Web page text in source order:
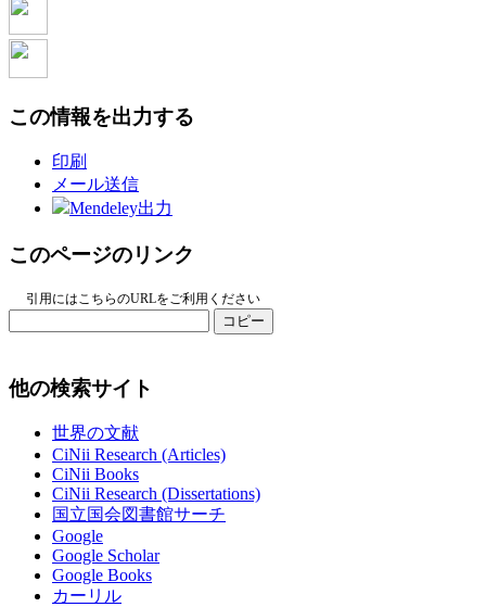
この情報を出力する
印刷
メール送信
Mendeley出力
このページのリンク
引用にはこちらのURLをご利用ください
コピー
他の検索サイト
世界の文献
CiNii Research (Articles)
CiNii Books
CiNii Research (Dissertations)
国立国会図書館サーチ
Google
Google Scholar
Google Books
カーリル